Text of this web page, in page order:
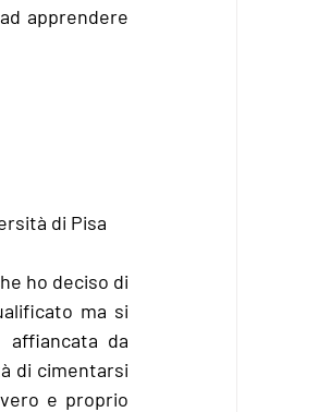
apprendere
di Pisa
ho deciso di
ma si
da
di cimentarsi
e proprio